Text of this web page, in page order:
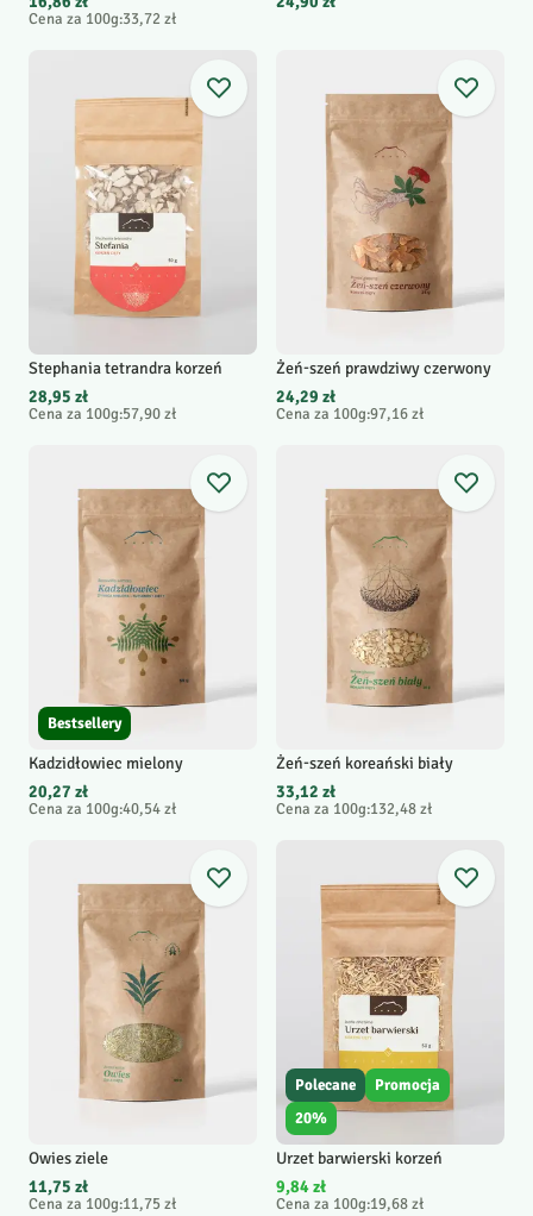
Cena za 100g:33,72 zł
Stephania tetrandra korzeń
28,95 zł
Cena za 100g:57,90 zł
Żeń-szeń prawdziwy czerwony
24,29 zł
Cena za 100g:97,16 zł
Bestsellery
Kadzidłowiec mielony
20,27 zł
Cena za 100g:40,54 zł
Żeń-szeń koreański biały
33,12 zł
Cena za 100g:132,48 zł
Owies ziele
11,75 zł
Cena za 100g:11,75 zł
Polecane
Promocja
20%
Urzet barwierski korzeń
9,84 zł
Cena za 100g:19,68 zł